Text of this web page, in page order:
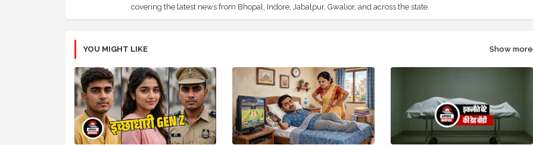
covering the latest news from Bhopal, Indore, Jabalpur, Gwalior, and across the state.
YOU MIGHT LIKE Show more